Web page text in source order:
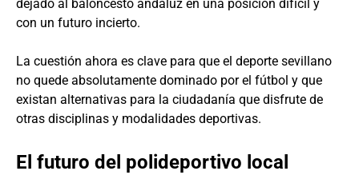
dejado al baloncesto andaluz en una posición difícil y
con un futuro incierto.
La cuestión ahora es clave para que el deporte sevillano
no quede absolutamente dominado por el fútbol y que
existan alternativas para la ciudadanía que disfrute de
otras disciplinas y modalidades deportivas.
El futuro del polideportivo local